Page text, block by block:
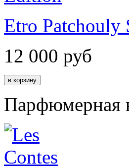
Etro Patchouly
12 000 руб
Парфюмерная